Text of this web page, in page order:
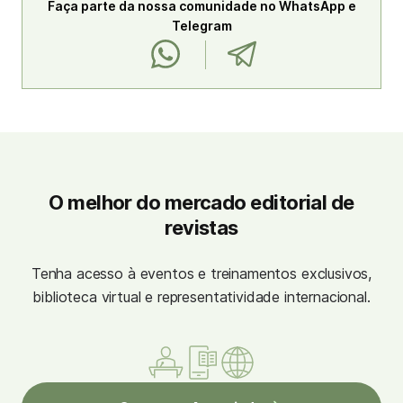
Faça parte da nossa comunidade no WhatsApp e
Telegram
O melhor do mercado editorial de
revistas
Tenha acesso à eventos e treinamentos exclusivos,
biblioteca virtual e representatividade internacional.